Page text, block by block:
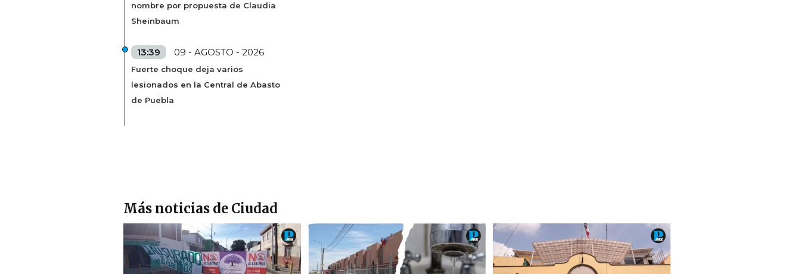
nombre por propuesta de Claudia
Sheinbaum
13:39 09 - AGOSTO - 2026
Fuerte choque deja varios
lesionados en la Central de Abasto
de Puebla
Más noticias de Ciudad